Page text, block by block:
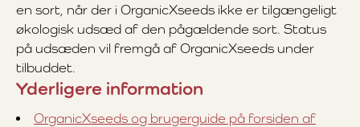
en sort, når der i OrganicXseeds ikke er tilgængeligt
økologisk udsæd af den pågældende sort. Status
på udsæden vil fremgå af OrganicXseeds under
tilbuddet.
Yderligere information
OrganicXseeds og brugerguide på forsiden af